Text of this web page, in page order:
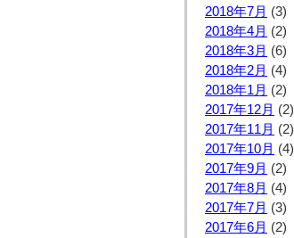
2018年7月 (3)
2018年4月 (2)
2018年3月 (6)
2018年2月 (4)
2018年1月 (2)
2017年12月 (2)
2017年11月 (2)
2017年10月 (4)
2017年9月 (2)
2017年8月 (4)
2017年7月 (3)
2017年6月 (2)